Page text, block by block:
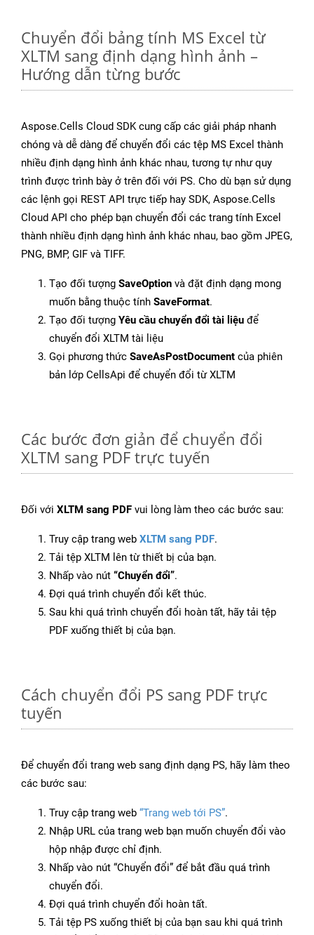
Chuyển đổi bảng tính MS Excel từ
XLTM sang định dạng hình ảnh –
Hướng dẫn từng bước
Aspose.Cells Cloud SDK cung cấp các giải pháp nhanh
chóng và dễ dàng để chuyển đổi các tệp MS Excel thành
nhiều định dạng hình ảnh khác nhau, tương tự như quy
trình được trình bày ở trên đối với PS. Cho dù bạn sử dụng
các lệnh gọi REST API trực tiếp hay SDK, Aspose.Cells
Cloud API cho phép bạn chuyển đổi các trang tính Excel
thành nhiều định dạng hình ảnh khác nhau, bao gồm JPEG,
PNG, BMP, GIF và TIFF.
Tạo đối tượng SaveOption và đặt định dạng mong
muốn bằng thuộc tính SaveFormat.
Tạo đối tượng Yêu cầu chuyển đổi tài liệu để
chuyển đổi XLTM tài liệu
Gọi phương thức SaveAsPostDocument của phiên
bản lớp CellsApi để chuyển đổi từ XLTM
Các bước đơn giản để chuyển đổi
XLTM sang PDF trực tuyến
Đối với XLTM sang PDF vui lòng làm theo các bước sau:
Truy cập trang web XLTM sang PDF.
Tải tệp XLTM lên từ thiết bị của bạn.
Nhấp vào nút “Chuyển đổi”.
Đợi quá trình chuyển đổi kết thúc.
Sau khi quá trình chuyển đổi hoàn tất, hãy tải tệp
PDF xuống thiết bị của bạn.
Cách chuyển đổi PS sang PDF trực
tuyến
Để chuyển đổi trang web sang định dạng PS, hãy làm theo
các bước sau:
Truy cập trang web “Trang web tới PS”.
Nhập URL của trang web bạn muốn chuyển đổi vào
hộp nhập được chỉ định.
Nhấp vào nút “Chuyển đổi” để bắt đầu quá trình
chuyển đổi.
Đợi quá trình chuyển đổi hoàn tất.
Tải tệp PS xuống thiết bị của bạn sau khi quá trình